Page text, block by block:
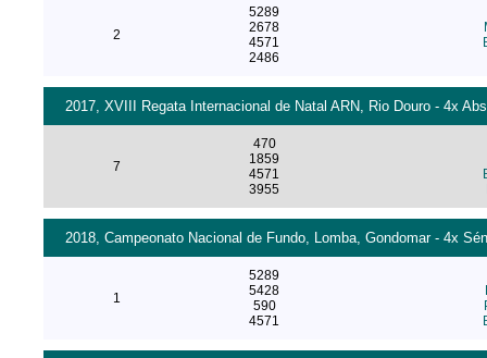
2
5289
2678
4571
2486
2017, XVIII Regata Internacional de Natal ARN, Rio Douro - 4x
7
470
1859
4571
3955
2018, Campeonato Nacional de Fundo, Lomba, Gondomar - 4x
1
5289
5428
590
4571